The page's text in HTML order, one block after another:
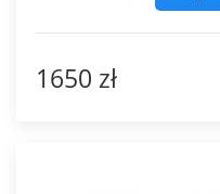
1650 zł